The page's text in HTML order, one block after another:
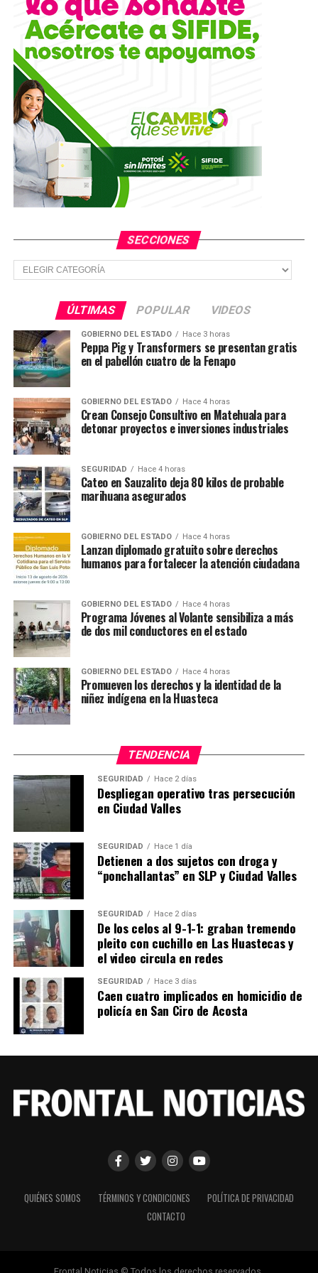
NO TE PIERDAS
Ciclista muere tras accidente en la Valles-Tampico;
conductor se da a la fuga
SECCIONES
Secciones
ÚLTIMAS POPULAR VIDEOS
GOBIERNO DEL ESTADO Hace 3 horas
Peppa Pig y Transformers se presentan gratis
en el pabellón cuatro de la Fenapo
GOBIERNO DEL ESTADO Hace 4 horas
Crean Consejo Consultivo en Matehuala para
detonar proyectos e inversiones industriales
SEGURIDAD Hace 4 horas
Cateo en Sauzalito deja 80 kilos de probable
marihuana asegurados
GOBIERNO DEL ESTADO Hace 4 horas
Lanzan diplomado gratuito sobre derechos
humanos para fortalecer la atención ciudadana
GOBIERNO DEL ESTADO Hace 4 horas
Programa Jóvenes al Volante sensibiliza a más
de dos mil conductores en el estado
GOBIERNO DEL ESTADO Hace 4 horas
Promueven los derechos y la identidad de la
niñez indígena en la Huasteca
TENDENCIA
SEGURIDAD Hace 2 días
Despliegan operativo tras persecución
en Ciudad Valles
SEGURIDAD Hace 1 día
Detienen a dos sujetos con droga y
“ponchallantas” en SLP y Ciudad Valles
SEGURIDAD Hace 2 días
De los celos al 9-1-1: graban tremendo
pleito con cuchillo en Las Huastecas y
el video circula en redes
SEGURIDAD Hace 3 días
Caen cuatro implicados en homicidio de
policía en San Ciro de Acosta
QUIÉNES SOMOS TÉRMINOS Y CONDICIONES
POLÍTICA DE PRIVACIDAD
CONTACTO